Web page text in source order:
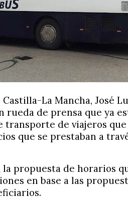
La Mancha, José
rueda de prensa que ya
de viajeros
que se prestaban a
propuesta de horarios
en base a las